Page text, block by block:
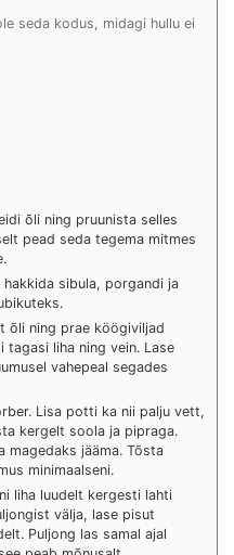
seda kodus, midagi hullu ei
õli ning pruunista selles
pead seda tegema mitmes
hakkida sibula, porgandi ja
õli ning prae köögiviljad
tagasi liha ning vein. Lase
vahepeal segades
Lisa potti ka nii palju vett,
kergelt soola ja pipraga.
magedaks jääma. Tõsta
minimaalseni.
liha luudelt kergesti lahti
välja, lase pisut
Puljong las samal ajal